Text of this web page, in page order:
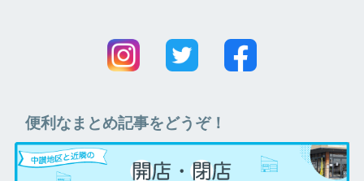
便利なまとめ記事をどうぞ！